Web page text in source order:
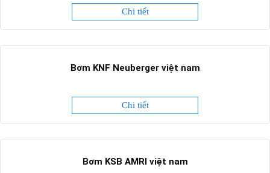
Chi tiết
Bơm KNF Neuberger việt nam
Chi tiết
Bơm KSB AMRI việt nam